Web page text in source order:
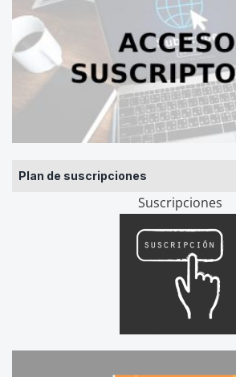
Plan de suscripciones
Suscripciones